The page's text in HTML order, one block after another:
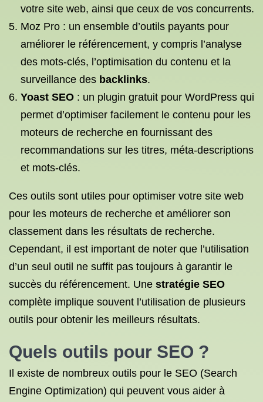
votre site web, ainsi que ceux de vos concurrents.
Moz Pro : un ensemble d’outils payants pour
améliorer le référencement, y compris l’analyse
des mots-clés, l’optimisation du contenu et la
surveillance des backlinks.
Yoast SEO : un plugin gratuit pour WordPress qui
permet d’optimiser facilement le contenu pour les
moteurs de recherche en fournissant des
recommandations sur les titres, méta-descriptions
et mots-clés.
Ces outils sont utiles pour optimiser votre site web
pour les moteurs de recherche et améliorer son
classement dans les résultats de recherche.
Cependant, il est important de noter que l’utilisation
d’un seul outil ne suffit pas toujours à garantir le
succès du référencement. Une stratégie SEO
complète implique souvent l’utilisation de plusieurs
outils pour obtenir les meilleurs résultats.
Quels outils pour SEO ?
Il existe de nombreux outils pour le SEO (Search
Engine Optimization) qui peuvent vous aider à